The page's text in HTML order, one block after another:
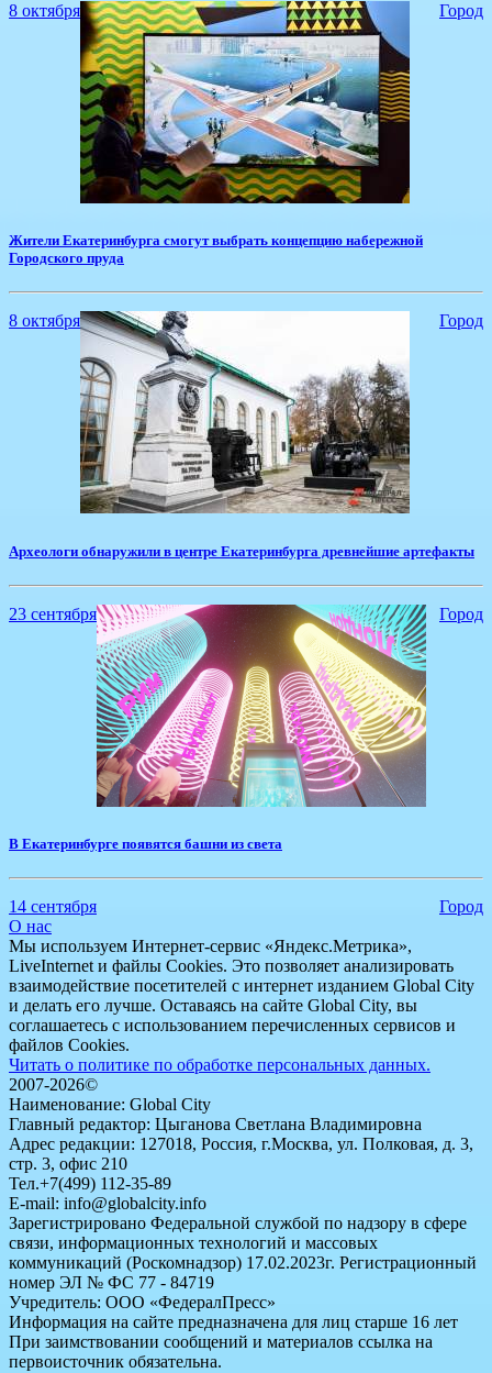
8 октября Город
​Жители Екатеринбурга смогут выбрать концепцию набережной
Городского пруда
8 октября Город
Археологи обнаружили в центре Екатеринбурга древнейшие артефакты
23 сентября Город
В Екатеринбурге появятся башни из света
14 сентября
Город
О нас
Мы используем Интернет-сервис «Яндекс.Метрика»,
LiveInternet и файлы Cookies. Это позволяет анализировать
взаимодействие посетителей с интернет изданием Global City
и делать его лучше. Оставаясь на сайте Global City, вы
соглашаетесь с использованием перечисленных сервисов и
файлов Cookies.
Читать о политике по обработке персональных данных.
2007-2026©
Наименование: Global City
Главный редактор: Цыганова Светлана Владимировна
Адрес редакции: 127018, Россия, г.Москва, ул. Полковая, д. 3,
стр. 3, офис 210
Тел.+7(499) 112-35-89
E-mail: info@globalcity.info
Зарегистрировано Федеральной службой по надзору в сфере
связи, информационных технологий и массовых
коммуникаций (Роскомнадзор) 17.02.2023г. Регистрационный
номер ЭЛ № ФС 77 - 84719
Учредитель: ООО «ФедералПресс»
Информация на сайте предназначена для лиц старше 16 лет
При заимствовании сообщений и материалов ссылка на
первоисточник обязательна.